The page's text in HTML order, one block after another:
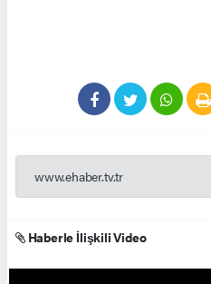
www.ehaber.tv.tr
Haberle İlişkili Video